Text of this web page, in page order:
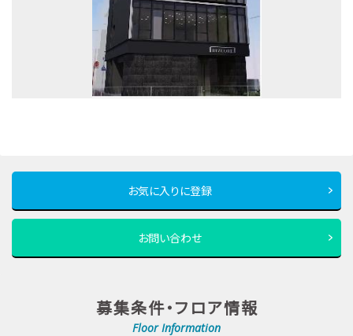
お気に入りに登録
お問い合わせ
募集条件・フロア情報
Floor Information